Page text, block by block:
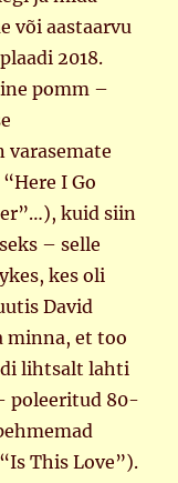
või aastaarvu
2018.
pomm –
I Go
kuid siin
– selle
kes oli
David
minna, et too
lihtsalt lahti
poleeritud 80-
This Love”).